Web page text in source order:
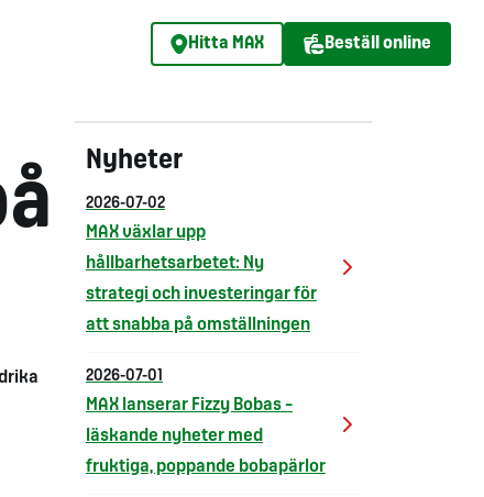
Hitta MAX Beställ online
Nyheter
2026-07-02
MAX växlar upp
hållbarhetsarbetet: Ny
strategi och investeringar för
att snabba på omställningen
2026-07-01
MAX lanserar Fizzy Bobas –
läskande nyheter med
fruktiga, poppande bobapärlor